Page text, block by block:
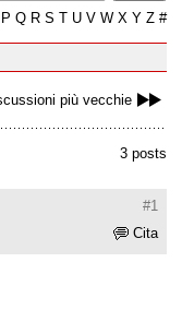
P Q R S T U V W X Y Z #
più vecchie
3 posts
#1
Cita